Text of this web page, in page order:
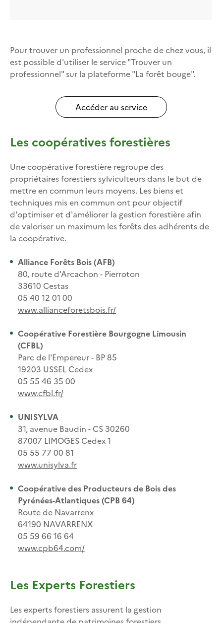
Pour trouver un professionnel proche de chez vous, il
est possible d'utiliser le service "Trouver un
professionnel" sur la plateforme "La forêt bouge".
Accéder au service
Les coopératives forestières
Une coopérative forestière regroupe des
propriétaires forestiers sylviculteurs dans le but de
mettre en commun leurs moyens. Les biens et
techniques mis en commun ont pour objectif
d'optimiser et d'améliorer la gestion forestière afin
de valoriser un maximum les forêts des adhérents de
la coopérative.
Alliance Forêts Bois (AFB)
80, route d'Arcachon - Pierroton
33610 Cestas
05 40 12 01 00
www.allianceforetsbois.fr/
Coopérative Forestière Bourgogne Limousin
(CFBL)
Parc de l'Empereur - BP 85
19203 USSEL Cedex
05 55 46 35 00
www.cfbl.fr/
UNISYLVA
31, avenue Baudin - CS 30260
87007 LIMOGES Cedex 1
05 55 77 00 81
www.unisylva.fr
Coopérative des Producteurs de Bois des
Pyrénées-Atlantiques (CPB 64)
Route de Navarrenx
64190 NAVARRENX
05 59 66 16 64
www.cpb64.com/
Les Experts Forestiers
Les experts forestiers assurent la gestion